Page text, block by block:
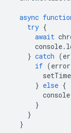
async
try {
await
console.
} catch (
if (error
} else {
console
}
}
}